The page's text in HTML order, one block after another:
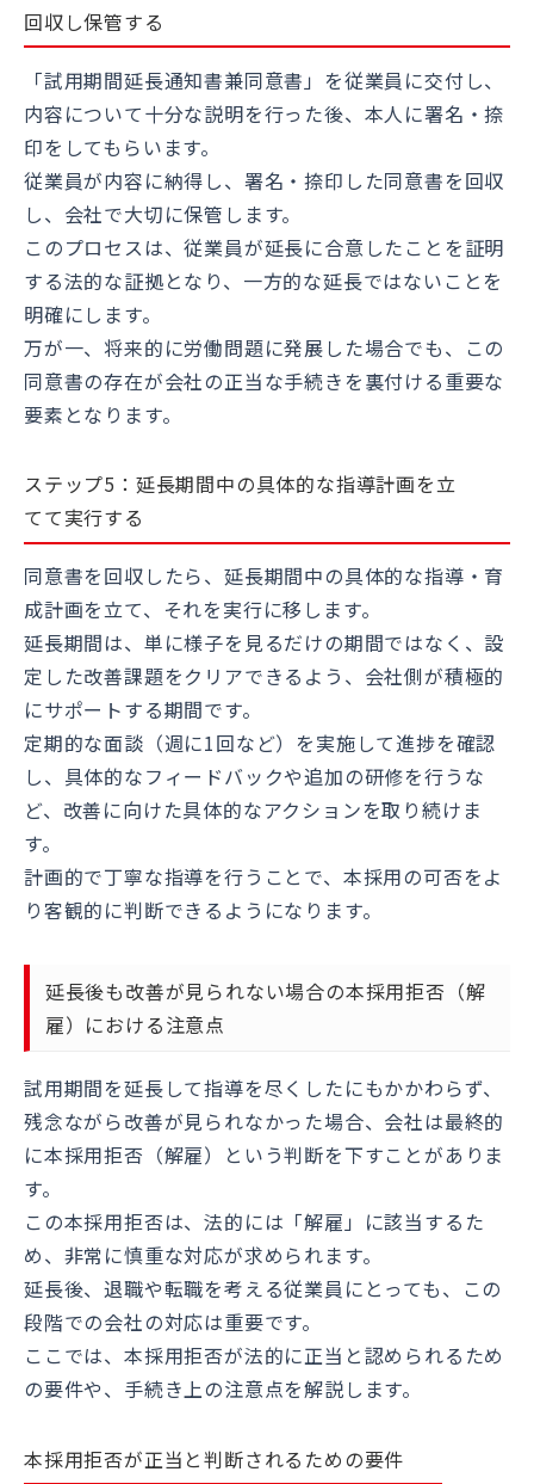
回収し保管する
「試用期間延長通知書兼同意書」を従業員に交付し、
内容について十分な説明を行った後、本人に署名・捺
印をしてもらいます。
従業員が内容に納得し、署名・捺印した同意書を回収
し、会社で大切に保管します。
このプロセスは、従業員が延長に合意したことを証明
する法的な証拠となり、一方的な延長ではないことを
明確にします。
万が一、将来的に労働問題に発展した場合でも、この
同意書の存在が会社の正当な手続きを裏付ける重要な
要素となります。
ステップ5：延長期間中の具体的な指導計画を立
てて実行する
同意書を回収したら、延長期間中の具体的な指導・育
成計画を立て、それを実行に移します。
延長期間は、単に様子を見るだけの期間ではなく、設
定した改善課題をクリアできるよう、会社側が積極的
にサポートする期間です。
定期的な面談（週に1回など）を実施して進捗を確認
し、具体的なフィードバックや追加の研修を行うな
ど、改善に向けた具体的なアクションを取り続けま
す。
計画的で丁寧な指導を行うことで、本採用の可否をよ
り客観的に判断できるようになります。
延長後も改善が見られない場合の本採用拒否（解
雇）における注意点
試用期間を延長して指導を尽くしたにもかかわらず、
残念ながら改善が見られなかった場合、会社は最終的
に本採用拒否（解雇）という判断を下すことがありま
す。
この本採用拒否は、法的には「解雇」に該当するた
め、非常に慎重な対応が求められます。
延長後、退職や転職を考える従業員にとっても、この
段階での会社の対応は重要です。
ここでは、本採用拒否が法的に正当と認められるため
の要件や、手続き上の注意点を解説します。
本採用拒否が正当と判断されるための要件